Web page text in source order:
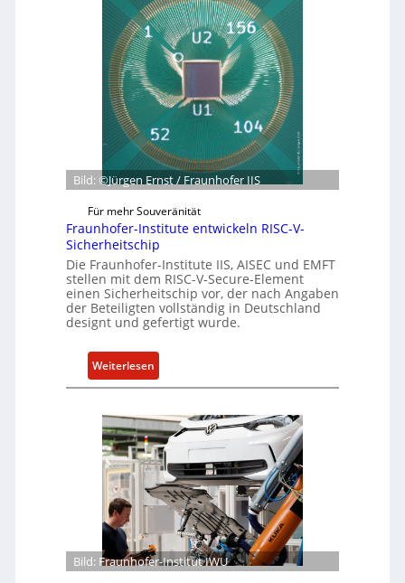
t
e
r
h
m
e
n
b
o
u
m
C
y
b
e
R
e
s
i
l
i
n
c
e
c
t
a
g
r
n
d
e
t
G
e
c
h
ä
f
t
s
e
i
n
h
i
t
f
ü
r
o
f
Bild: ©Jürgen Ernst / Fraunhofer IIS
Für mehr Souveränität
Fraunhofer-Institute entwickeln RISC-V-
Sicherheitschip
Die Fraunhofer-Institute IIS, AISEC und EMFT
stellen mit dem RISC-V-Secure-Element
einen Sicherheitschip vor, der nach Angaben
der Beteiligten vollständig in Deutschland
designt und gefertigt wurde.
Weiterlesen:
F
a
u
n
o
e
r
-
Bild: Fraunhofer-Institut IWU